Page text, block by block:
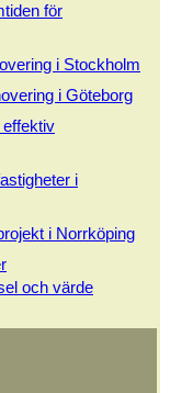
för
i Stockholm
i Göteborg
i
i Norrköping
och värde